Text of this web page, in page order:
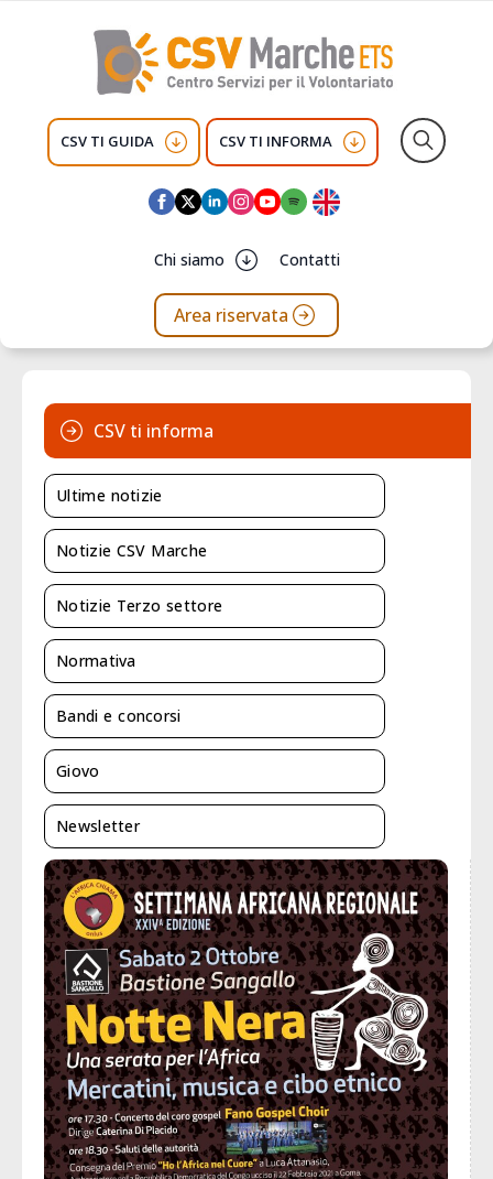
CSV TI GUIDA CSV TI INFORMA
Chi siamo Contatti
Area riservata
CSV ti informa
Ultime notizie
Notizie CSV Marche
Notizie Terzo settore
Normativa
Bandi e concorsi
Giovo
Newsletter